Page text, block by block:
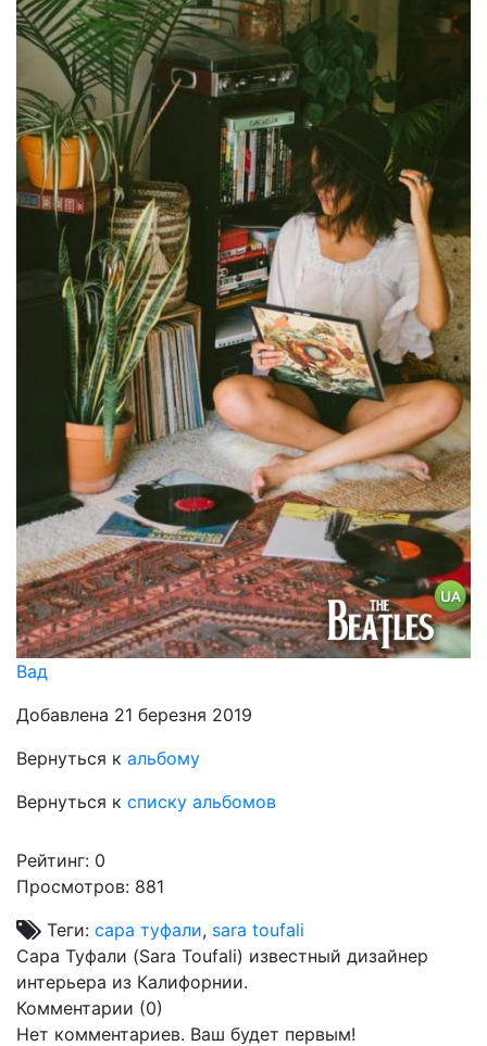
Вад
Добавлена 21 березня 2019
Вернуться к альбому
Вернуться к списку альбомов
Рейтинг: 0
Просмотров: 881
Теги: сара туфали, sara toufali
Сара Туфали (Sara Toufali) известный дизайнер
интерьера из Калифорнии.
Комментарии (0)
Нет комментариев. Ваш будет первым!